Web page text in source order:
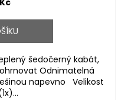
šedočerný kabát,
Odnimatelná
napevno Velikost